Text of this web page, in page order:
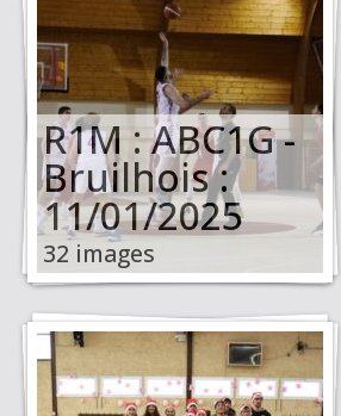
R1M : ABC1G -
Bruilhois :
11/01/2025
32 images